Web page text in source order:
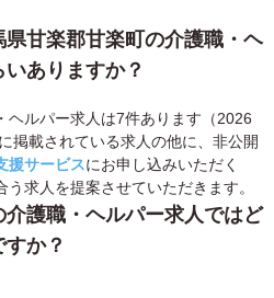
甘楽郡甘楽町の介護職・ヘ
ありますか？
ヘルパー求人は7件あります（2026
掲載されている求人の他に、非公開
援サービスにお申し込みいただく
求人を提案させていただきます。
護職・ヘルパー求人ではど
か？